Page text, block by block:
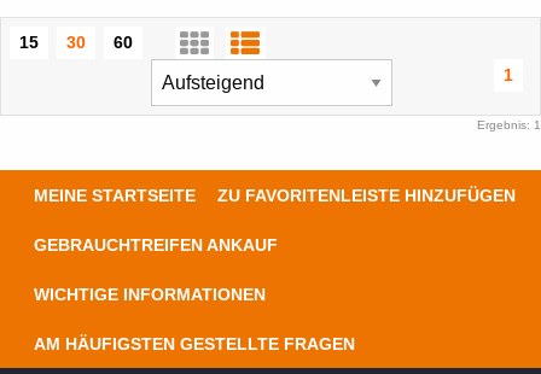
15 30
60
1
Ergebnis: 1
MEINE STARTSEITE ZU FAVORITENLEISTE HINZUFÜGEN
GEBRAUCHTREIFEN ANKAUF
WICHTIGE INFORMATIONEN
AM HÄUFIGSTEN GESTELLTE FRAGEN